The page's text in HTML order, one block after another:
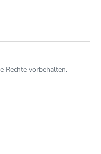
Rechte vorbehalten.